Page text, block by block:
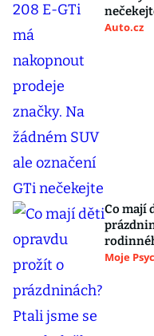
Auto.cz
Co mají
Moje